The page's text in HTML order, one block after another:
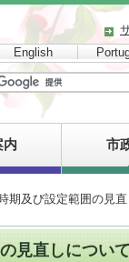
English
内 市
期及び設定範囲の見
見直しについて